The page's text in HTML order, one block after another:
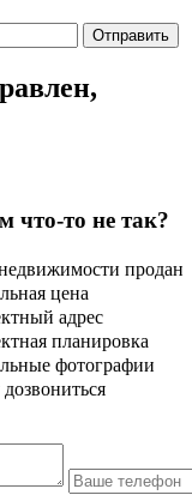
Отправить
что-то не так?
продан
цена
адрес
планировка
фотографии